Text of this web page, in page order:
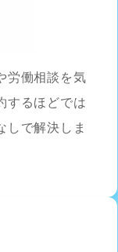
労働相談を気
するほどでは
しで解決しま